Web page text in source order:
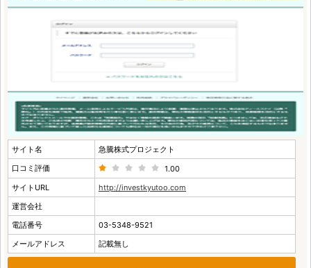
サイト名
急騰株式プロジェクト
口コミ評価
1.00
サイトURL
http://investkyutoo.com
運営会社
電話番号
03-5348-9521
メールアドレス
記載無し